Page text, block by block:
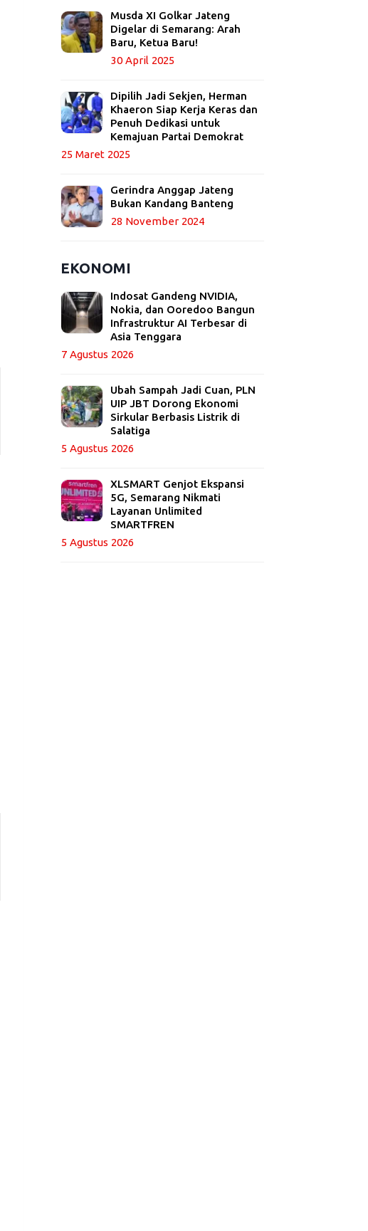
Musda XI Golkar Jateng
Digelar di Semarang: Arah
Baru, Ketua Baru!
30 April 2025
Dipilih Jadi Sekjen, Herman
Khaeron Siap Kerja Keras dan
Penuh Dedikasi untuk
Kemajuan Partai Demokrat
25 Maret 2025
Gerindra Anggap Jateng
Bukan Kandang Banteng
28 November 2024
EKONOMI
Indosat Gandeng NVIDIA,
Nokia, dan Ooredoo Bangun
Infrastruktur AI Terbesar di
Asia Tenggara
7 Agustus 2026
Ubah Sampah Jadi Cuan, PLN
UIP JBT Dorong Ekonomi
Sirkular Berbasis Listrik di
Salatiga
5 Agustus 2026
XLSMART Genjot Ekspansi
5G, Semarang Nikmati
Layanan Unlimited
SMARTFREN
5 Agustus 2026